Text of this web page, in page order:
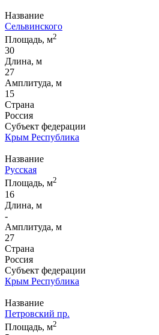
Название
Сельвинского
Площадь, м2
30
Длина, м
27
Амплитуда, м
15
Страна
Россия
Субъект федерации
Крым Республика
Название
Русская
Площадь, м2
16
Длина, м
-
Амплитуда, м
27
Страна
Россия
Субъект федерации
Крым Республика
Название
Петровский пр.
Площадь, м2